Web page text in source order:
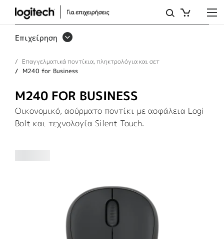
ΑΣΎΡΜΑΤΟ
ΠΟΝΤΊΚΙ
M240
FOR
BUSINESS
Επιχείρηση
Επαγγελματικά ποντίκια, πληκτρολόγια και σετ
M240 for Business
M240 FOR BUSINESS
Οικονομικό, ασύρματο ποντίκι με ασφάλεια Logi
Bolt και τεχνολογία Silent Touch.